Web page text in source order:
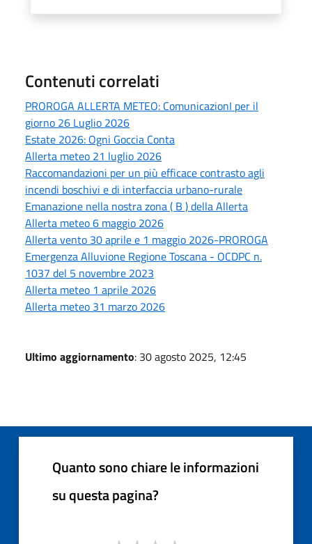
Contenuti correlati
PROROGA ALLERTA METEO: ComunicazionI per il
giorno 26 Luglio 2026
Estate 2026: Ogni Goccia Conta
Allerta meteo 21 luglio 2026
Raccomandazioni per un più efficace contrasto agli
incendi boschivi e di interfaccia urbano-rurale
Emanazione nella nostra zona ( B ) della Allerta
Allerta meteo 6 maggio 2026
Allerta vento 30 aprile e 1 maggio 2026-PROROGA
Emergenza Alluvione Regione Toscana - OCDPC n.
1037 del 5 novembre 2023
Allerta meteo 1 aprile 2026
Allerta meteo 31 marzo 2026
Ultimo aggiornamento: 30 agosto 2025, 12:45
Quanto sono chiare le informazioni
su questa pagina?